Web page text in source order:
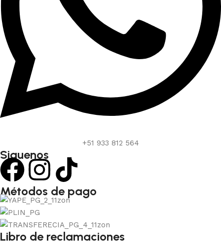
+51 933 812 564
Siguenos
Métodos de pago
Libro de reclamaciones